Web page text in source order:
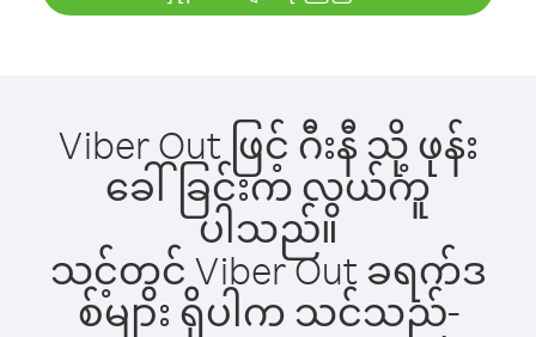
Viber Out ဖြင့် ဂီးနီ သို့ ဖုန်း
ခေါ်ခြင်းက လွယ်ကူ
ပါသည်။
သင့်တွင် Viber Out ခရက်ဒ
စ်များ ရှိပါက သင်သည်-